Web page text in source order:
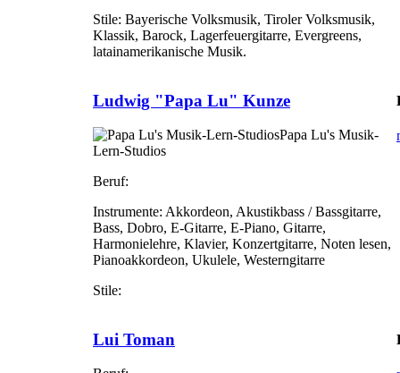
Stile: Bayerische Volksmusik, Tiroler Volksmusik,
Klassik, Barock, Lagerfeuergitarre, Evergreens,
latainamerikanische Musik.
Ludwig "Papa Lu" Kunze
Papa Lu's Musik-
Lern-Studios
Beruf:
Instrumente: Akkordeon, Akustikbass / Bassgitarre,
Bass, Dobro, E-Gitarre, E-Piano, Gitarre,
Harmonielehre, Klavier, Konzertgitarre, Noten lesen,
Pianoakkordeon, Ukulele, Westerngitarre
Stile:
Lui Toman